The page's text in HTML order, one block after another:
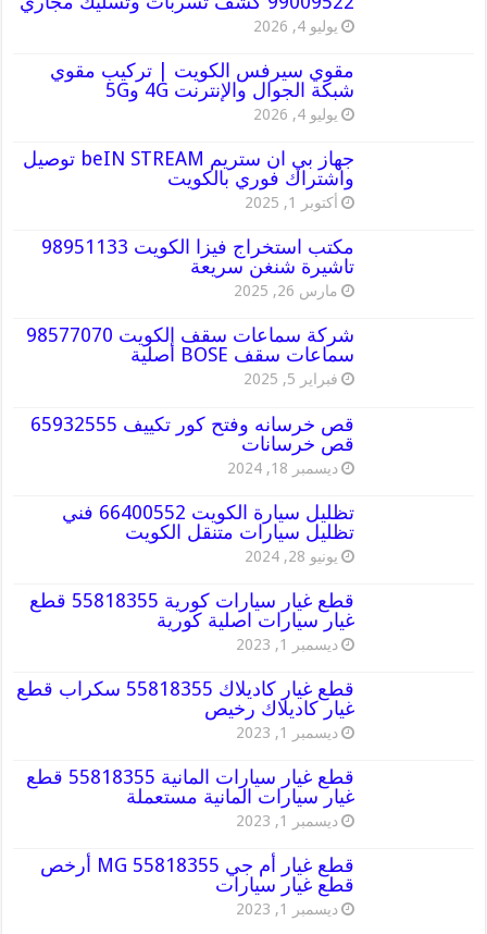
يوليو 4, 2026
مقوي سيرفس الكويت | تركيب مقوي
شبكة الجوال والإنترنت 4G و5G
يوليو 4, 2026
جهاز بي ان ستريم beIN STREAM توصيل
واشتراك فوري بالكويت
أكتوبر 1, 2025
مكتب استخراج فيزا الكويت 98951133
تاشيرة شنغن سريعة
مارس 26, 2025
شركة سماعات سقف الكويت 98577070
سماعات سقف BOSE أصلية
فبراير 5, 2025
قص خرسانه وفتح كور تكييف 65932555
قص خرسانات
ديسمبر 18, 2024
تظليل سيارة الكويت 66400552 فني
تظليل سيارات متنقل الكويت
يونيو 28, 2024
قطع غيار سيارات كورية 55818355 قطع
غيار سيارات اصلية كورية
ديسمبر 1, 2023
قطع غيار كاديلاك 55818355 سكراب قطع
غيار كاديلاك رخيص
ديسمبر 1, 2023
قطع غيار سيارات المانية 55818355 قطع
غيار سيارات المانية مستعملة
ديسمبر 1, 2023
قطع غيار أم جي MG 55818355 أرخص
قطع غيار سيارات
ديسمبر 1, 2023